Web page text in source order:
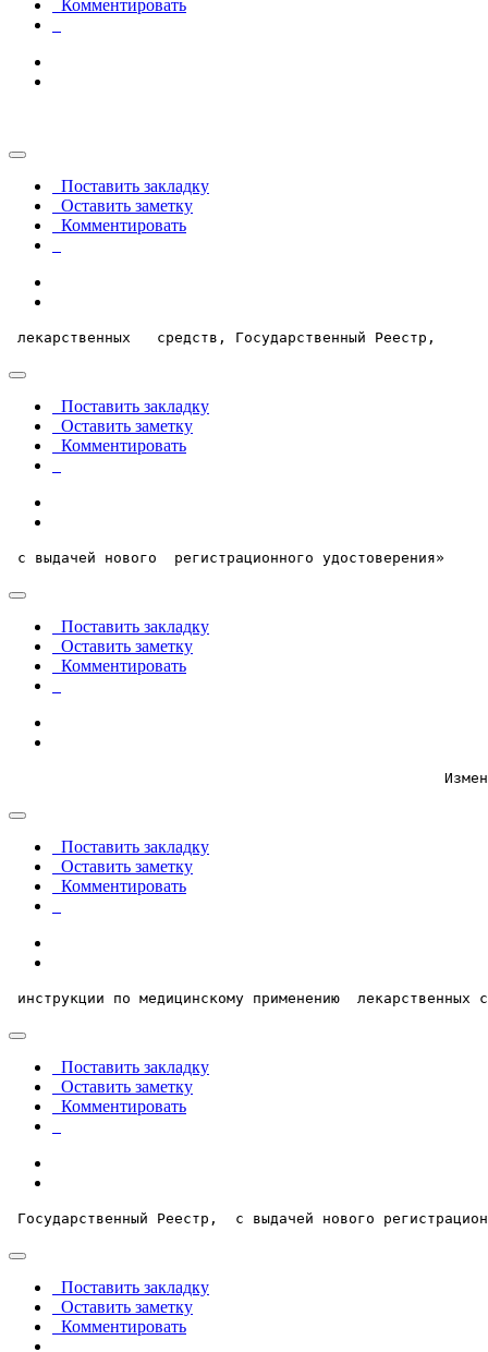
Комментировать
Поставить закладку
Оставить заметку
Комментировать
лекарственных   средств, Государственный Реестр,
Поставить закладку
Оставить заметку
Комментировать
с выдачей нового
Поставить закладку
Оставить заметку
Комментировать
Поставить закладку
Оставить заметку
Комментировать
инструкции по медицинскому применению  лекарственных
Поставить закладку
Оставить заметку
Комментировать
Государственный Реестр,  с выдачей нового
Поставить закладку
Оставить заметку
Комментировать